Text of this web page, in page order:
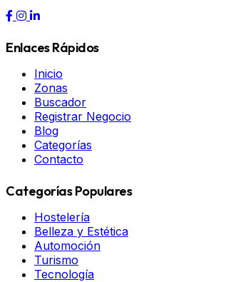
Enlaces Rápidos
Inicio
Zonas
Buscador
Registrar Negocio
Blog
Categorías
Contacto
Categorías Populares
Hostelería
Belleza y Estética
Automoción
Turismo
Tecnología